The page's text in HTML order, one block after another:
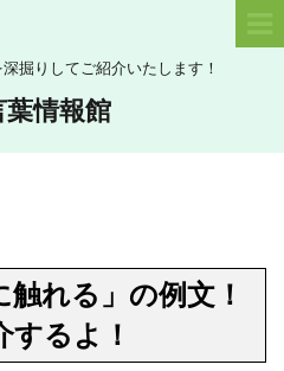
掘りしてご紹介いたします！
情報館
れる」の例文！
するよ！